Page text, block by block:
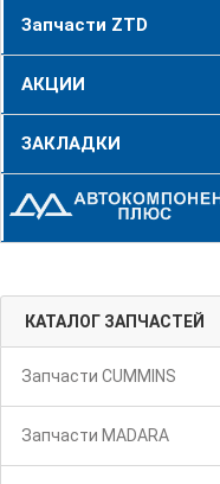
Запчасти ZTD
АКЦИИ
ЗАКЛАДКИ
КАТАЛОГ ЗАПЧАСТЕЙ
Запчасти CUMMINS
Запчасти MADARA